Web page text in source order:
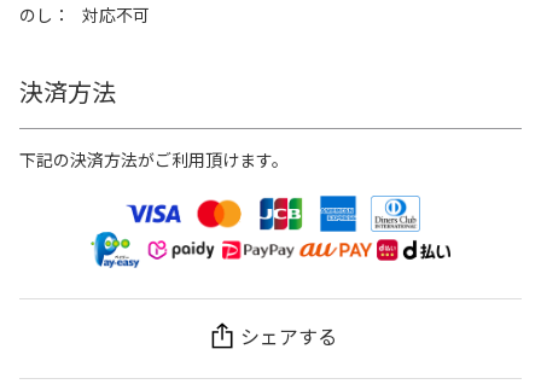
のし
対応不可
決済方法
下記の決済方法がご利用頂けます。
シェアする